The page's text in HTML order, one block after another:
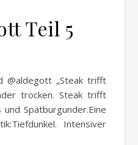
Teil 5
@aldegott „Steak trifft
trocken. Steak trifft
Spätburgunder.Eine
Intensiver